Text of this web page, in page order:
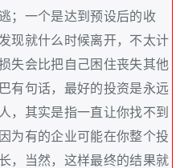
；一个是达到预设后的收
现就什么时候离开，不太计
失会比把自己困住丧失其他
有句话，最好的投资是永远
，其实是指一直让你找不到
为有的企业可能在你整个投
，当然，这样最终的结果就